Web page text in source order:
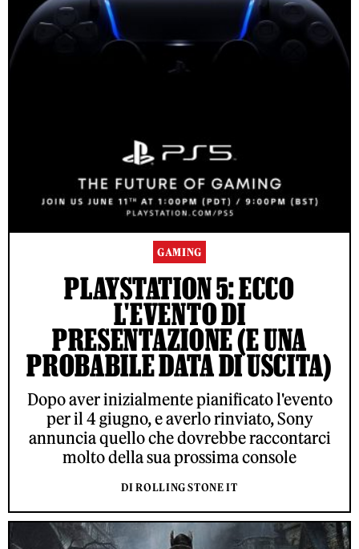
GAMING
PLAYSTATION 5: ECCO
L'EVENTO DI
PRESENTAZIONE (E UNA
PROBABILE DATA DI USCITA)
Dopo aver inizialmente pianificato l'evento
per il 4 giugno, e averlo rinviato, Sony
annuncia quello che dovrebbe raccontarci
molto della sua prossima console
DI ROLLING STONE IT